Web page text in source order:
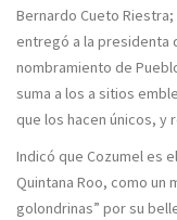
Bernardo Cueto
entregó a la presidenta
nombramiento de
suma a los a sitios
que los hacen únicos, y
Indicó que Cozumel es
Quintana Roo, como un
golondrinas” por su